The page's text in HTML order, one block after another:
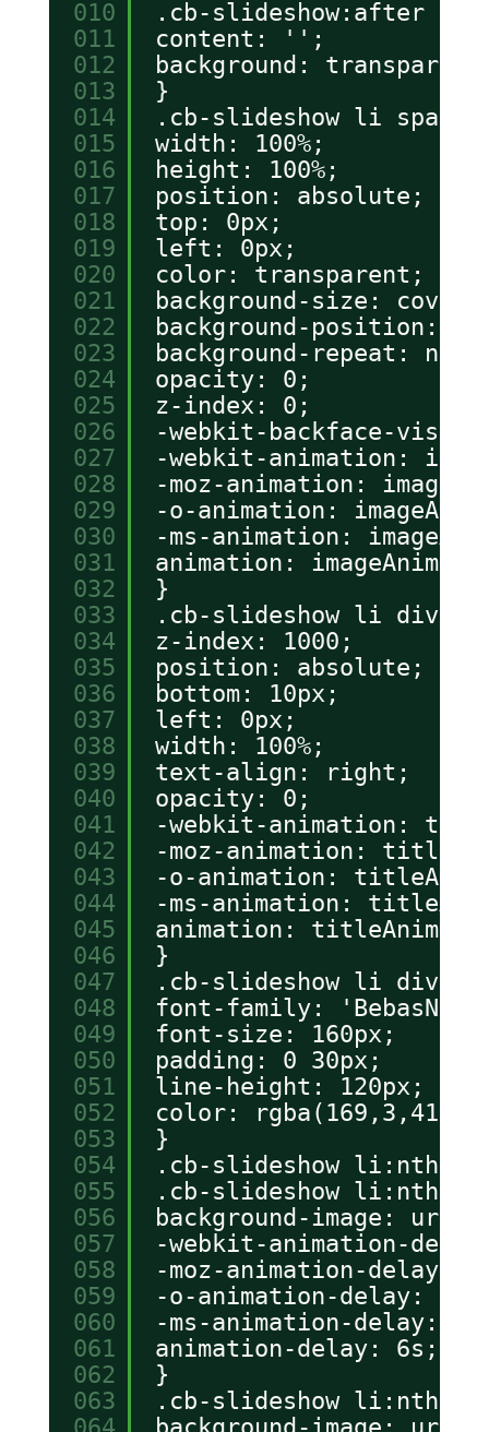
010
011
012
013
014
015
016
017
018
019
020
021
022
023
024
025
026
027
028
029
030
031
032
033
034
035
036
037
038
039
040
041
042
043
044
045
046
047
048
049
050
051
052
053
054
055
056
057
058
059
060
061
062
063
.cb-slideshow:after {
content: '';
background:
}
.cb-slideshow li span {
width: 100%;
height: 100%;
position: absolute;
top: 0px;
left: 0px;
color: transparent;
background-size: cover;
background-position:
background-repeat:
opacity: 0;
z-index: 0;
-webkit-backface-
-webkit-animation:
-moz-animation:
-o-animation:
-ms-animation:
animation:
}
.cb-slideshow li div {
z-index: 1000;
position: absolute;
bottom: 10px;
left: 0px;
width: 100%;
text-align: right;
opacity: 0;
-webkit-animation:
-moz-animation:
-o-animation:
-ms-animation:
animation:
}
.cb-slideshow li div
font-family:
font-size: 160px;
padding: 0 30px;
line-height: 120px;
color: rgba(169,3,41,
}
.cb-slideshow li:nth-
.cb-slideshow li:nth-
background-image:
-webkit-animation-
-moz-animation-delay:
-o-animation-delay: 6s;
-ms-animation-delay:
animation-delay: 6s;
}
.cb-slideshow li:nth-